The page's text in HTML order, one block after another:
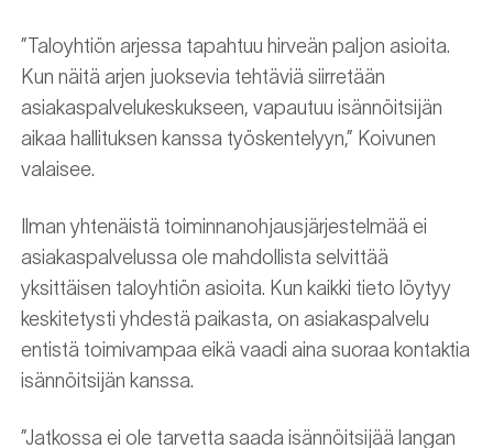
”Taloyhtiön arjessa tapahtuu hirveän paljon asioita.
Kun näitä arjen juoksevia tehtäviä siirretään
asiakaspalvelukeskukseen, vapautuu isännöitsijän
aikaa hallituksen kanssa työskentelyyn,” Koivunen
valaisee.
Ilman yhtenäistä toiminnanohjausjärjestelmää ei
asiakaspalvelussa ole mahdollista selvittää
yksittäisen taloyhtiön asioita. Kun kaikki tieto löytyy
keskitetysti yhdestä paikasta, on asiakaspalvelu
entistä toimivampaa eikä vaadi aina suoraa kontaktia
isännöitsijän kanssa.
”Jatkossa ei ole tarvetta saada isännöitsijää langan